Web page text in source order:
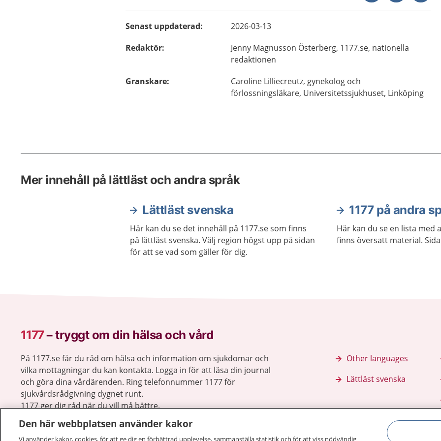
Senast uppdaterad:
2026-03-13
Redaktör: Jenny Magnusson Österberg, 1177.se, nationella
redaktionen
Granskare: Caroline Lilliecreutz, gynekolog och
förlossningsläkare, Universitetssjukhuset, Linköping
Mer innehåll på lättläst och andra språk
Lättläst svenska
Här kan du se det innehåll på 1177.se som finns
på lättläst svenska. Välj region högst upp på sidan
för att se vad som gäller för dig.
1177 på andra
Här kan du se en lista med
finns översatt material.
1177–tryggt om din hälsa och vård
På 1177.se får du råd om hälsa och information om sjukdomar och
vilka mottagningar du kan kontakta. Logga in för att läsa din journal
och göra dina vårdärenden. Ring telefonnummer 1177 för
sjukvårdsrådgivning dygnet runt.
1177 ger dig råd när du vill må bättre.
Other languages
Lättläst svenska
Den här webbplatsen använder kakor
Vi använder kakor, cookies, för att ge dig en förbättrad upplevelse, sammanställa statistik och för att viss nödvändig